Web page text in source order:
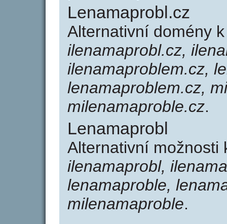
Lenamaprobl.cz
Alternativní domény
ilenamaprobl.cz,
ilenamaproblem.cz,
lenamaproblem.cz,
milenamaproble.cz.
Lenamaprobl
Alternativní možnosti
ilenamaprobl,
lenamaproble,
milenamaproble.